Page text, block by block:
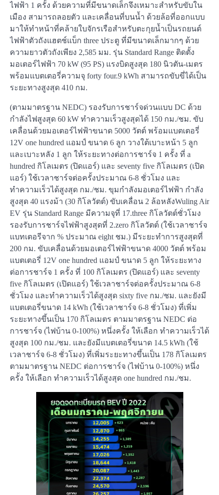
ไฟฟ้า 1 ครั้ง ด้วยความที่มีขนาดเล็กจึงเหมาะสำหรับขับใน
เมือง สามารถลอยตัว และเคลื่อนที่บนน้ำ ด้วยล้อที่ออกแบบ
มาให้ทำหน้าที่คล้ายใบจักรเรือสำหรับตะกุยน้ำเป็นรถยนต์
ไฟฟ้าตัวถังแฮตช์แบ็ก three ประตู ที่มีขนาดเล็กมากๆ ด้วย
ความยาวตัวถังเพียง 2,585 มม. รุ่น Standard Range ติดตั้ง
มอเตอร์ไฟฟ้า 70 kW (95 PS) แรงบิดสูงสุด 180 นิวตัน-เมตร
พร้อมแบตเตอรี่ความจุ forty four.9 kWh สามารถขับขี่ได้เป็น
ระยะทางสูงสุด 410 กม.
(ตามมาตรฐาน NEDC) รองรับการชาร์จด่วนแบบ DC ด้วย
กำลังไฟสูงสุด 60 kW ทำความเร็วสูงสุดได้ 150 กม./ชม. ขับ
เคลื่อนด้วยมอเตอร์ไฟฟ้าขนาด 5000 วัตต์ พร้อมแบตเตอรี่
12V one hundred แอมป์ ขนาด 6 ลูก วางใต้เบาะหน้า 5 ลูก
และเบาะหลัง 1 ลูก ให้ระยะทางต่อการชาร์จ 1 ครั้ง ที่ a
hundred กิโลเมตร (ปิดแอร์) และ seventy five กิโลเมตร (เปิด
แอร์) ใช้เวลาชาร์จต่อครั้งประมาณ 6-8 ชั่วโมง และ
ทำความเร็วได้สูงสุด กม./ชม. ขุมกำลังมอเตอร์ไฟฟ้า กำลัง
สูงสุด 40 แรงม้า (30 กิโลวัตต์) ขับเคลื่อน 2 ล้อหลัง​Wuling Air
EV รุ่น Standard Range มีความจุที่ 17.three กิโลวัตต์ชั่วโมง
รองรับการชาร์จไฟฟ้าสูงสุดที่ 2.zero กิโลวัตต์ (ใช้เวลาชาร์จ
แบทเตอรีจาก % ประมาณ eight ชม.) มีระยะทำการสูงสุดที่
200 กม. ขับเคลื่อนด้วยมอเตอร์ไฟฟ้าขนาด 4000 วัตต์ พร้อม
แบตเตอรี่ 12V one hundred แอมป์ ขนาด 5 ลูก ให้ระยะทาง
ต่อการชาร์จ 1 ครั้ง ที่ 100 กิโลเมตร (ปิดแอร์) และ seventy
five กิโลเมตร (เปิดแอร์) ใช้เวลาชาร์จต่อครั้งประมาณ 6-8
ชั่วโมง และทำความเร็วได้สูงสุด sixty five กม./ชม. และยังมี
แบตเตอรี่ขนาด 14 kWh (ใช้เวลาชาร์จ 6-8 ชั่วโมง) ที่เพิ่ม
ระยะทางขึ้นเป็น 170 กิโลเมตร ตามมาตรฐาน NEDC ต่อ
การชาร์จ (ไฟบ้าน 0-100%) หนึ่งครั้ง ให้เลือก ทำความเร็วได้
สูงสุด 100 กม./ชม. และยังมีแบตเตอรี่ขนาด 14.5 kWh (ใช้
เวลาชาร์จ 6-8 ชั่วโมง) ที่เพิ่มระยะทางขึ้นเป็น 178 กิโลเมตร
ตามมาตรฐาน NEDC ต่อการชาร์จ (ไฟบ้าน 0-100%) หนึ่ง
ครั้ง ให้เลือก ทำความเร็วได้สูงสุด one hundred กม./ชม.